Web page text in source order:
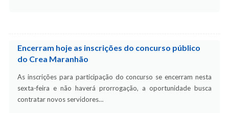
Encerram hoje as inscrições do concurso público
do Crea Maranhão
As inscrições para participação do concurso se encerram nesta
sexta-feira e não haverá prorrogação, a oportunidade busca
contratar novos servidores…